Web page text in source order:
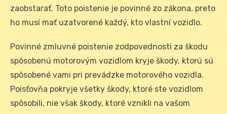
zaobstarať. Toto poistenie je povinné zo zákona, preto
ho musí mať uzatvorené každý, kto vlastní vozidlo.
Povinné zmluvné poistenie zodpovednosti za škodu
spôsobenú motorovým vozidlom kryje škody, ktorú sú
spôsobené vami pri prevádzke motorového vozidla.
Poisťovňa pokryje všetky škody, ktoré ste vozidlom
spôsobili, nie však škody, ktoré vznikli na vašom